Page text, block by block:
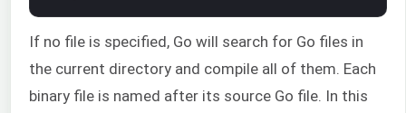
If no file is specified, Go will search for Go files in
the current directory and compile all of them. Each
binary file is named after its source Go file. In this